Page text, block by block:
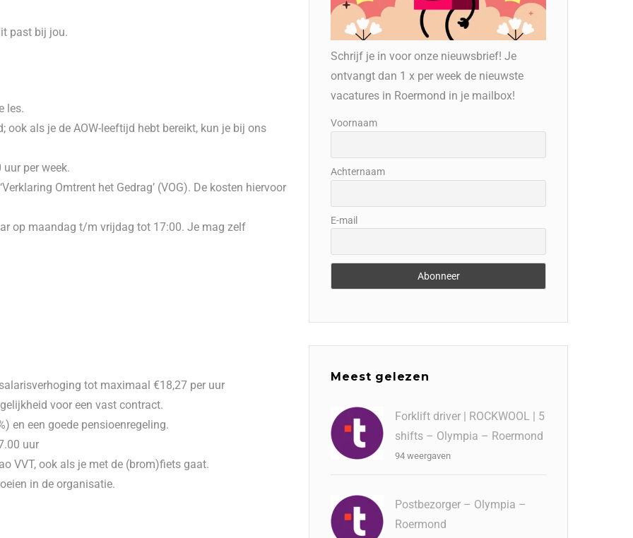
past bij jou.
les.
als je de AOW-leeftijd hebt bereikt, kun je bij ons
per week.
Omtrent het Gedrag’ (VOG). De kosten hiervoor
op maandag t/m vrijdag tot 17:00. Je mag zelf
tot maximaal €18,27 per uur
voor een vast contract.
en een goede pensioenregeling.
uur
VVT, ook als je met de (brom)fiets gaat.
in de organisatie.
Schrijf je in voor onze nieuwsbrief! Je
ontvangt dan 1 x per week de nieuwste
vacatures in Roermond in je mailbox!
Voornaam
Achternaam
E-mail
Meest gelezen
Forklift driver | ROCKWOOL | 5
shifts – Olympia – Roermond
94 weergaven
Postbezorger – Olympia –
Roermond